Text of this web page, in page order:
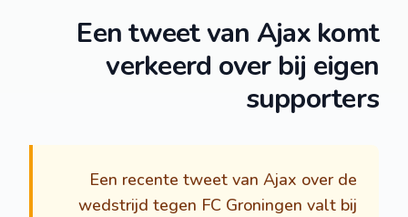
Een tweet van Ajax komt
verkeerd over bij eigen
supporters
Een recente tweet van Ajax over de
wedstrijd tegen FC Groningen valt bij